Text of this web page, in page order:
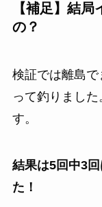
【補足】結
の？
検証では離島
って釣りまし
す。
結果は5回中3
た！